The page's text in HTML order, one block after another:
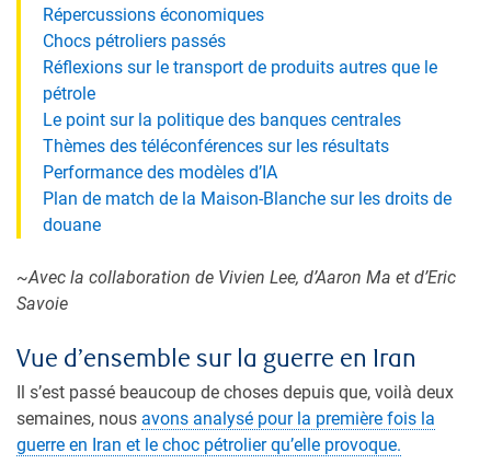
Répercussions économiques
Chocs pétroliers passés
Réflexions sur le transport de produits autres que le
pétrole
Le point sur la politique des banques centrales
Thèmes des téléconférences sur les résultats
Performance des modèles d’IA
Plan de match de la Maison-Blanche sur les droits de
douane
~Avec la collaboration de Vivien Lee, d’Aaron Ma et d’Eric
Savoie
Vue d’ensemble sur la guerre en Iran
Il s’est passé beaucoup de choses depuis que, voilà deux
semaines, nous avons analysé pour la première fois la
guerre en Iran et le choc pétrolier qu’elle provoque.